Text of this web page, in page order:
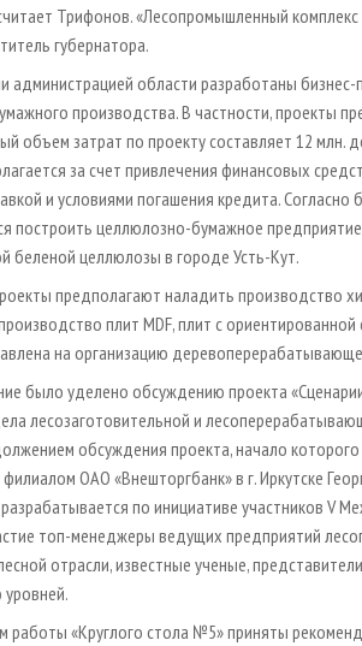
Трифонов. «Лесопромышленный
губернатора.
администрацией области разработаны
производства. В частности, проекты
объем затрат по проекту составляет 12 млн.
за счет привлечения финансовых
и условиями погашения кредита.
построить целлюлозно-бумажное
беленой целлюлозы в городе Усть-Кут.
предполагают наладить производство
плит MDF, плит с
на организацию
было уделено обсуждению проекта
лесозаготовительной и
обсуждения проекта, начало
ОАО «Внешторгбанк» в г. Иркутске
по инициативе участников
топ-менеджеры ведущих предприятий
отрасли, известные ученые,
уровней.
работы «Круглого стола №5» приняты